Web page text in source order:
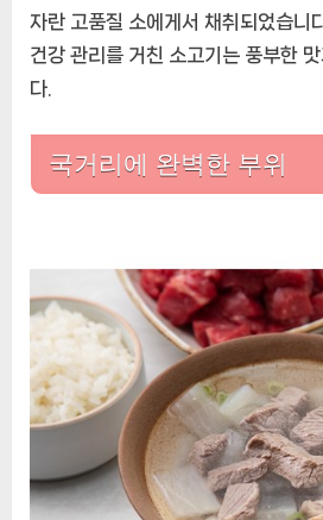
자란 고품질 소에게서 채취되었습니
건강 관리를 거친 소고기는 풍부한
다.
국거리에 완벽한 부위